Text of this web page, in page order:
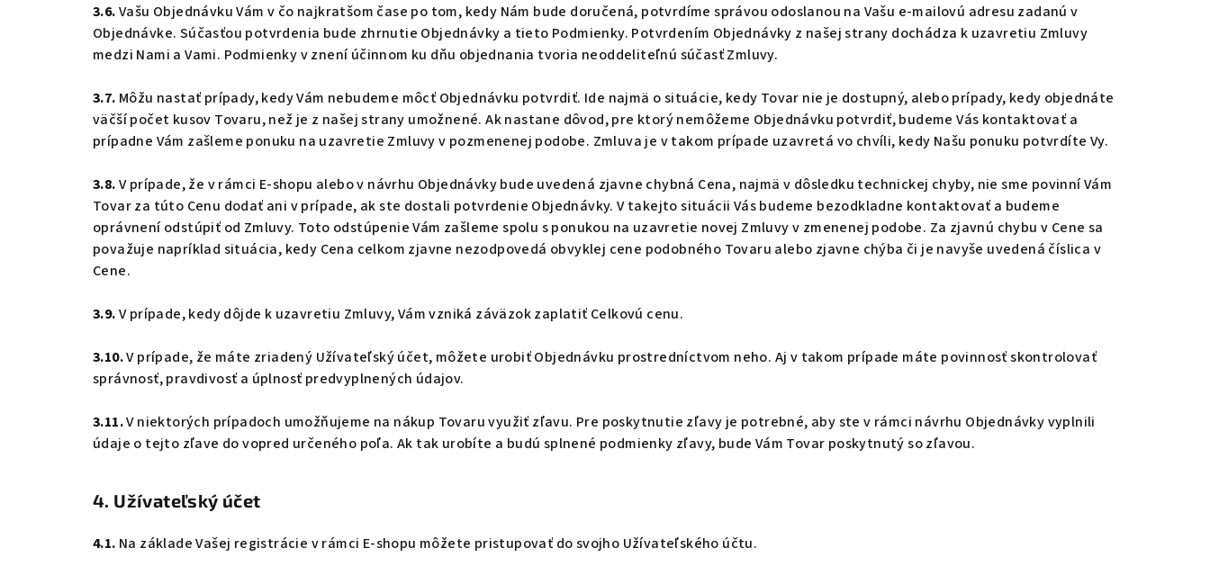
3.6.Vašu Objednávku Vám v čo najkratšom čase po tom, kedy Nám bude doručená, potvrdíme správou odoslanou na Vašu e-mailovú adresu zadanú v
Objednávke. Súčasťou potvrdenia bude zhrnutie Objednávky a tieto Podmienky. Potvrdením Objednávky z našej strany dochádza k uzavretiu Zmluvy
medzi Nami a Vami. Podmienky v znení účinnom ku dňu objednania tvoria neoddeliteľnú súčasť Zmluvy.
3.7. Môžu nastať prípady, kedy Vám nebudeme môcť Objednávku potvrdiť. Ide najmä o situácie, kedy Tovar nie je dostupný, alebo prípady, kedy objednáte
väčší počet kusov Tovaru, než je z našej strany umožnené. Ak nastane dôvod, pre ktorý nemôžeme Objednávku potvrdiť, budeme Vás kontaktovať a
prípadne Vám zašleme ponuku na uzavretie Zmluvy v pozmenenej podobe. Zmluva je v takom prípade uzavretá vo chvíli, kedy Našu ponuku potvrdíte Vy.
3.8.V prípade, že v rámci E-shopu alebo v návrhu Objednávky bude uvedená zjavne chybná Cena, najmä v dôsledku technickej chyby, nie sme povinní Vám
Tovar za túto Cenu dodať ani v prípade, ak ste dostali potvrdenie Objednávky. V takejto situácii Vás budeme bezodkladne kontaktovať a budeme
oprávnení odstúpiť od Zmluvy. Toto odstúpenie Vám zašleme spolu s ponukou na uzavretie novej Zmluvy v zmenenej podobe. Za zjavnú chybu v Cene sa
považuje napríklad situácia, kedy Cena celkom zjavne nezodpovedá obvyklej cene podobného Tovaru alebo zjavne chýba či je navyše uvedená číslica v
Cene.
3.9.V prípade, kedy dôjde k uzavretiu Zmluvy, Vám vzniká záväzok zaplatiť Celkovú cenu.
3.10.V prípade, že máte zriadený Užívateľský účet, môžete urobiť Objednávku prostredníctvom neho. Aj v takom prípade máte povinnosť skontrolovať
správnosť, pravdivosť a úplnosť predvyplnených údajov.
3.11.V niektorých prípadoch umožňujeme na nákup Tovaru využiť zľavu. Pre poskytnutie zľavy je potrebné, aby ste v rámci návrhu Objednávky vyplnili
údaje o tejto zľave do vopred určeného poľa. Ak tak urobíte a budú splnené podmienky zľavy, bude Vám Tovar poskytnutý so zľavou.
4. Užívateľský účet
4.1. Na základe Vašej registrácie v rámci E-shopu môžete pristupovať do svojho Užívateľského účtu.